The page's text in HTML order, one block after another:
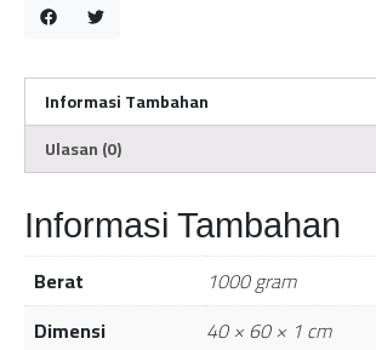
Informasi Tambahan
Ulasan (0)
Informasi Tambahan
Berat
1000 gram
Dimensi
40 × 60 × 1 cm